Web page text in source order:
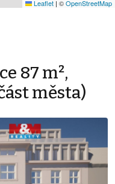
Leaflet | ©OpenStreetMap
87 m²,
města)